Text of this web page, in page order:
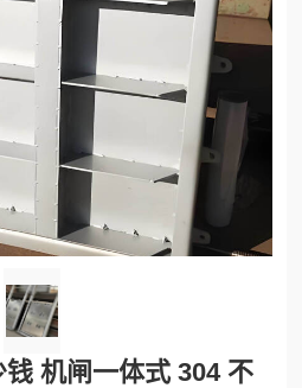
机闸一体式 304 不